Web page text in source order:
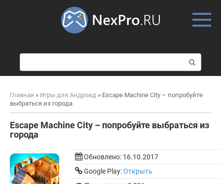
о
и
к
Главная » Игры для Андроид » Escape Machine City – попробуйте
выбраться из города
Escape Machine City – попробуйте выбраться из
города
Обновлено: 16.10.2017
Google Play:Открыть